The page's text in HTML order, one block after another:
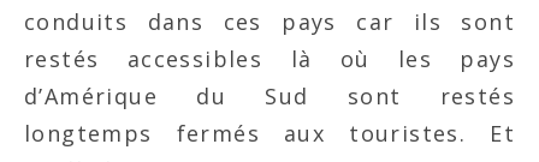
conduits dans ces pays car ils sont
restés accessibles là où les pays
d’Amérique du Sud sont restés
longtemps fermés aux touristes. Et